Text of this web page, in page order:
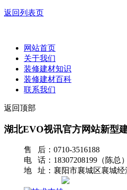
返回列表页
网站首页
关于我们
装修建材知识
装修建材百科
联系我们
返回顶部
湖北EVO视讯官方网站新型
售 后：0710-3516188
电 话：18307208199（陈总）
地 址：襄阳市襄城区襄城经